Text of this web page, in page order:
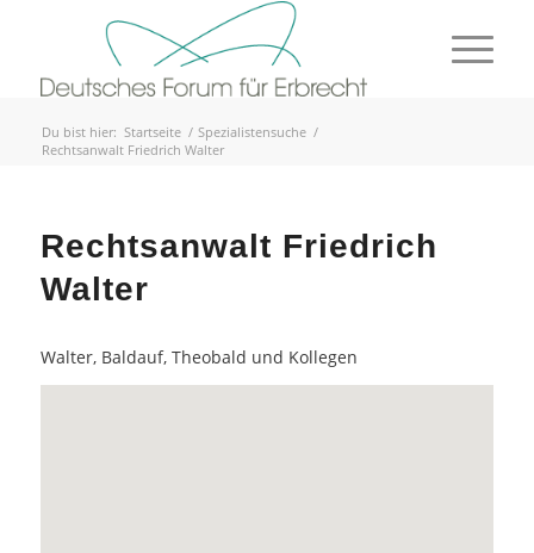
Du bist hier: Startseite / Spezialistensuche /
Rechtsanwalt Friedrich Walter
Rechtsanwalt Friedrich
Walter
Walter, Baldauf, Theobald und Kollegen